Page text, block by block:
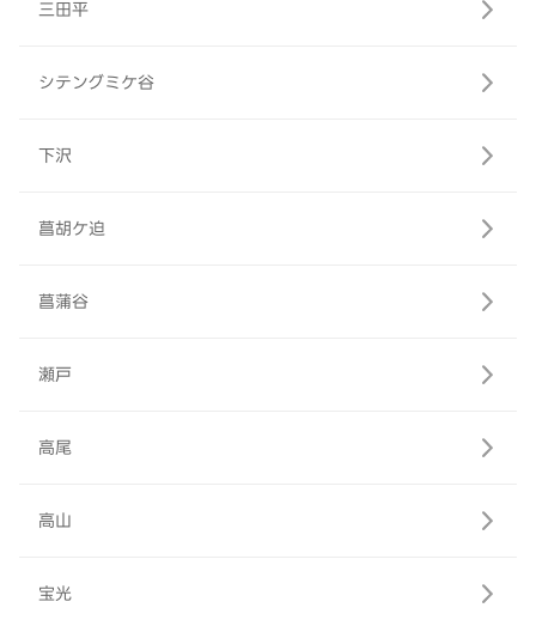
三田平
シテングミケ谷
下沢
菖胡ケ迫
菖蒲谷
瀬戸
高尾
高山
宝光